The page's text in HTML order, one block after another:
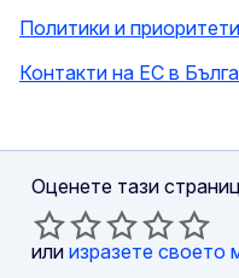
Политики и
Контакти на ЕС в
Оценете тази
или изразете своето